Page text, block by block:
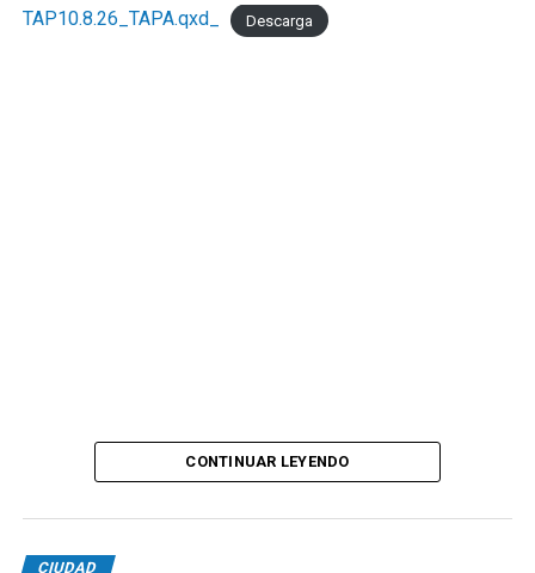
TAP10.8.26_TAPA.qxd_ Descarga
CONTINUAR LEYENDO
CIUDAD